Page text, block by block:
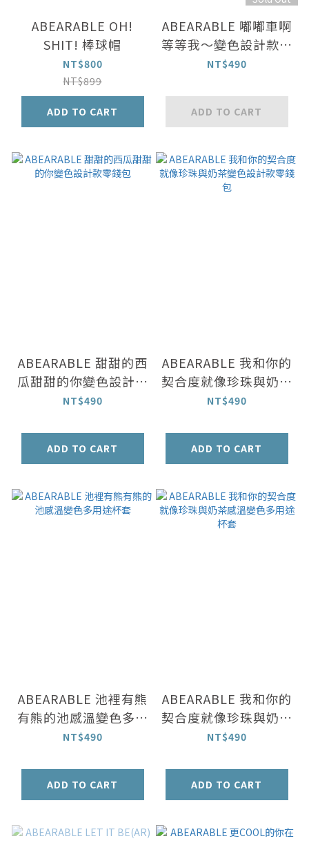
ABEARABLE OH!
SHIT! 棒球帽
NT$800
NT$899
ADD TO CART
ABEARABLE 嘟嘟車啊
等等我～變色設計款零
錢包
NT$490
ADD TO CART
ABEARABLE 甜甜的西
瓜甜甜的你變色設計款
零錢包
NT$490
ADD TO CART
ABEARABLE 我和你的
契合度就像珍珠與奶茶
變色設計款零錢包
NT$490
ADD TO CART
ABEARABLE 池裡有熊
有熊的池感溫變色多用
途杯套
NT$490
ADD TO CART
ABEARABLE 我和你的
契合度就像珍珠與奶茶
感溫變色多用途杯套
NT$490
ADD TO CART